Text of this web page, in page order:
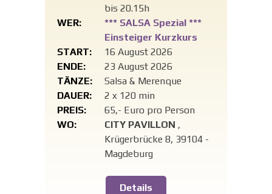
bis 20.15h
WER:
*** SALSA Spezial ***
Einsteiger Kurzkurs
START:
16 August 2026
ENDE:
23 August 2026
TÄNZE:
Salsa & Merenque
DAUER:
2 x 120 min
PREIS:
65,- Euro pro Person
WO:
CITY PAVILLON ,
Krügerbrücke 8, 39104 -
Magdeburg
Details